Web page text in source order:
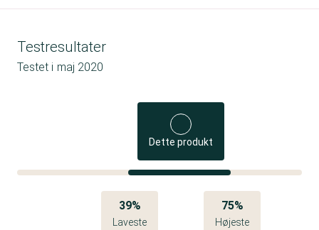
Testresultater
Testet i maj 2020
Dette produkt
39%
Laveste
75%
Højeste